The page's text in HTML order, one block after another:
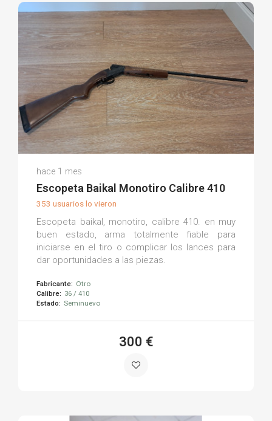
(0)
hace 1 mes
Escopeta Baikal Monotiro Calibre 410
353 usuarios lo vieron
Escopeta baikal, monotiro, calibre 410. en muy
buen estado, arma totalmente fiable para
iniciarse en el tiro o complicar los lances para
dar oportunidades a las piezas.
Fabricante: Otro
Calibre: 36 / 410
Estado: Seminuevo
300 €